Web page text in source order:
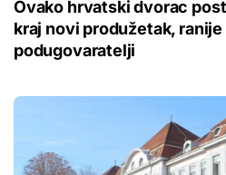
Ovako hrvatski dvorac
kraj novi produžetak,
podugovaratelji